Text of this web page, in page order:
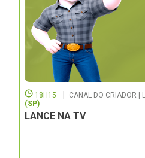
18H15 CANAL DO CRIADOR |
(SP)
LANCE NA TV